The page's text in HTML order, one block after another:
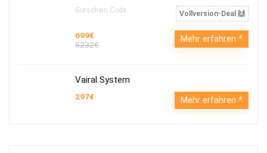
Gutschein Code: Vollversion-Deal 🙌
699€
5232€
Mehr erfahren
Vairal System
297€ Mehr erfahren